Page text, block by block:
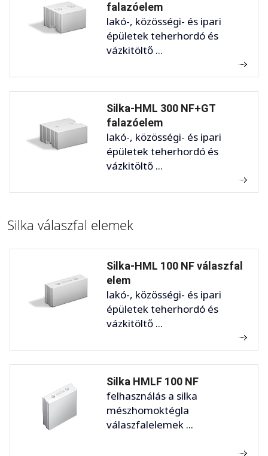
falazóelem
lakó-, közösségi- és ipari
épületek teherhordó és
vázkitöltő ...
Silka-HML 300 NF+GT
falazóelem
lakó-, közösségi- és ipari
épületek teherhordó és
vázkitöltő ...
Silka válaszfal elemek
Silka-HML 100 NF válaszfal
elem
lakó-, közösségi- és ipari
épületek teherhordó és
vázkitöltő ...
Silka HMLF 100 NF
felhasználás a silka
mészhomoktégla
válaszfalelemek ...